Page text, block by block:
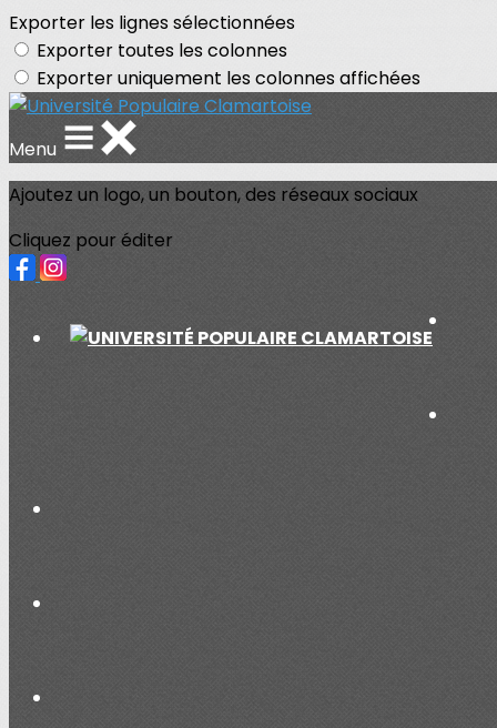
Exporter les lignes sélectionnées
Exporter toutes les colonnes
Exporter uniquement les colonnes affichées
Menu
Ajoutez un logo, un bouton, des réseaux sociaux
Cliquez pour éditer